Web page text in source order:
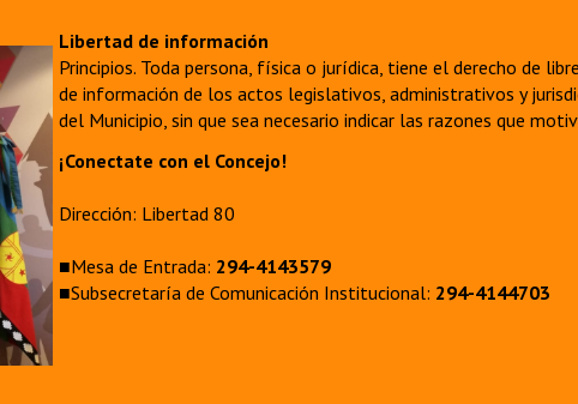
Libertad de información
Principios. Toda persona, física o jurídica, tiene el derecho de
de información de los actos legislativos, administrativos y
del Municipio, sin que sea necesario indicar las razones que
¡Conectate con el Concejo!
Dirección: Libertad 80
■Mesa de Entrada: 294-4143579
■Subsecretaría de Comunicación Institucional: 294-4144703